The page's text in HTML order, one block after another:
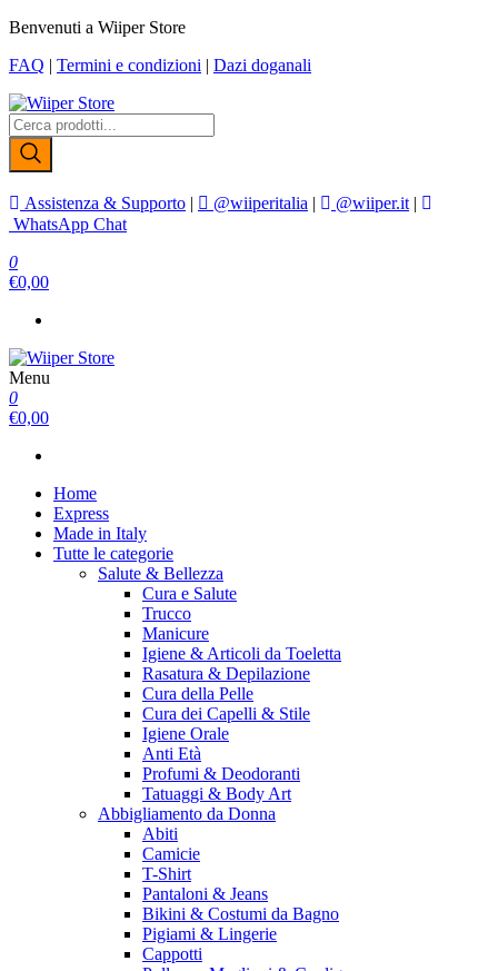
Salta
vai
contenuto
Benvenuti a Wiiper Store
FAQ | Termini e condizioni | Dazi doganali
Wiiper Store
Il miglior shopping online di alta qualità e a basso prezzo
Assistenza & Supporto | @wiiperitalia | @wiiper.it |
WhatsApp Chat
0
€0,00
Wiiper Store
Il miglior shopping online di alta qualità e a basso prezzo
Menu
0
€0,00
Home
Express
Made in Italy
Tutte le categorie
Salute & Bellezza
Cura e Salute
Trucco
Manicure
Igiene & Articoli da Toeletta
Rasatura & Depilazione
Cura della Pelle
Cura dei Capelli & Stile
Igiene Orale
Anti Età
Profumi & Deodoranti
Tatuaggi & Body Art
Abbigliamento da Donna
Abiti
Camicie
T-Shirt
Pantaloni & Jeans
Bikini & Costumi da Bagno
Pigiami & Lingerie
Cappotti